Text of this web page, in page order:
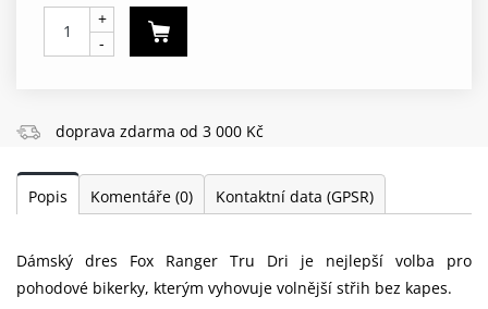
+
-
doprava zdarma od 3 000 Kč
Popis Komentáře (0) Kontaktní data (GPSR)
Dámský dres Fox Ranger Tru Dri je nejlepší volba pro
pohodové bikerky, kterým vyhovuje volnější střih bez kapes.